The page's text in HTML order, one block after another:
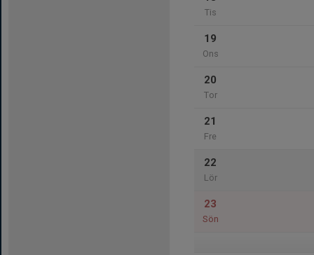
Tis
19
Ons
20
Tor
21
Fre
22
Lör
23
Sön